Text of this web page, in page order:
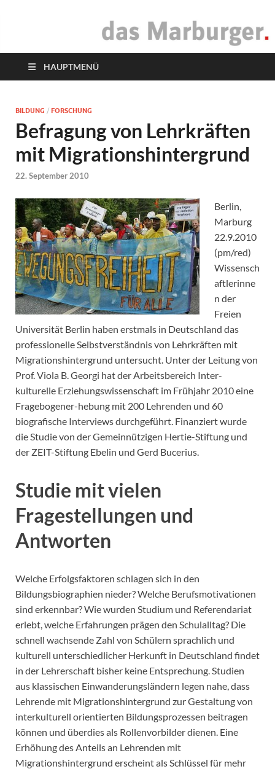
das Marburger.
HAUPTMENÜ
BILDUNG / FORSCHUNG
Befragung von Lehrkräften
mit Migrationshintergrund
22. September 2010
Berlin,
Marburg
22.9.2010
(pm/red)
Wissensch
aftlerinne
n der
Freien
Universität Berlin haben erstmals in Deutschland das
professionelle Selbstverständnis von Lehrkräften mit
Migrationshintergrund untersucht. Unter der Leitung von
Prof. Viola B. Georgi hat der Arbeitsbereich Inter-
kulturelle Erziehungswissenschaft im Frühjahr 2010 eine
Fragebogener-hebung mit 200 Lehrenden und 60
biografische Interviews durchgeführt. Finanziert wurde
die Studie von der Gemeinnützigen Hertie-Stiftung und
der ZEIT-Stiftung Ebelin und Gerd Bucerius.
Studie mit vielen
Fragestellungen und
Antworten
Welche Erfolgsfaktoren schlagen sich in den
Bildungsbiographien nieder? Welche Berufsmotivationen
sind erkennbar? Wie wurden Studium und Referendariat
erlebt, welche Erfahrungen prägen den Schulalltag? Die
schnell wachsende Zahl von Schülern sprachlich und
kulturell unterschiedlicher Herkunft in Deutschland findet
in der Lehrerschaft bisher keine Entsprechung. Studien
aus klassischen Einwanderungsländern legen nahe, dass
Lehrende mit Migrationshintergrund zur Gestaltung von
interkulturell orientierten Bildungsprozessen beitragen
können und überdies als Rollenvorbilder dienen. Eine
Erhöhung des Anteils an Lehrenden mit
Migrationshintergrund erscheint als Schlüssel für mehr